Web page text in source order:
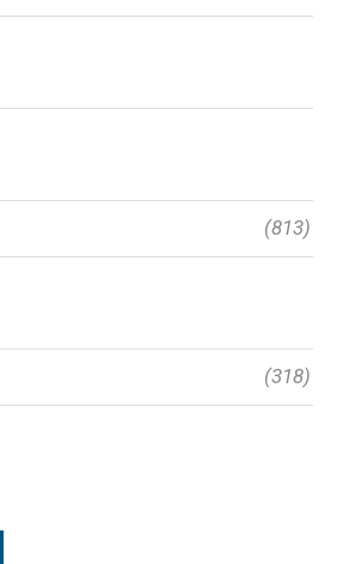
(813)
(318)